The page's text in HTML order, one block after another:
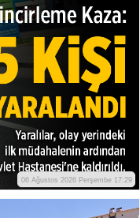
06 Ağustos 2026 Perşembe 17:29